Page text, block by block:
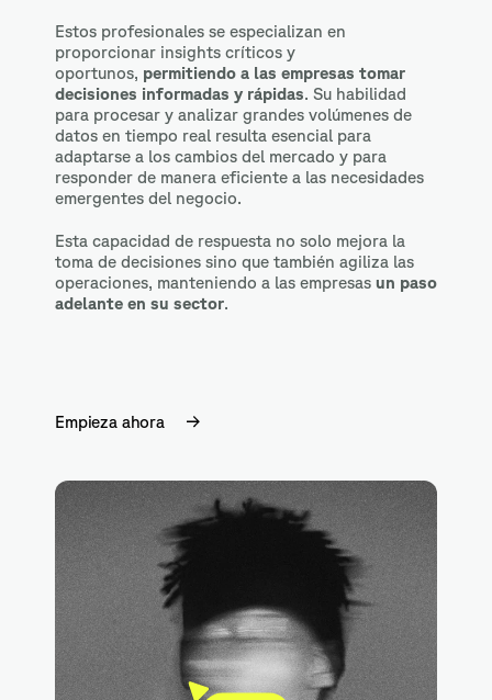
Estos profesionales se especializan en
proporcionar insights críticos y
oportunos, permitiendo a las empresas tomar
decisiones informadas y rápidas. Su habilidad
para procesar y analizar grandes volúmenes de
datos en tiempo real resulta esencial para
adaptarse a los cambios del mercado y para
responder de manera eficiente a las necesidades
emergentes del negocio.
Esta capacidad de respuesta no solo mejora la
toma de decisiones sino que también agiliza las
operaciones, manteniendo a las empresas un paso
adelante en su sector.
Empieza ahora